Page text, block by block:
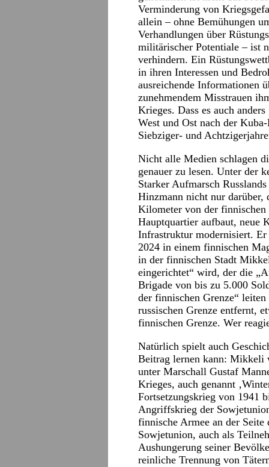
Verminderung von
allein – ohne Bemühungen
Verhandlungen über
militärischer Potentiale – ist
verhindern. Ein
in ihren Interessen und
ausreichende Informationen
zunehmendem Misstrauen
Krieges. Dass es auch
West und Ost nach der
Siebziger- und
Nicht alle Medien schlagen
genauer zu lesen. Unter der
Starker Aufmarsch
Hinzmann nicht nur darüber,
Kilometer von der finnischen
Hauptquartier aufbaut, neue
Infrastruktur modernisiert.
2024 in einem finnischen
in der finnischen Stadt
eingerichtet“ wird, der die
Brigade von bis zu 5.000
der finnischen Grenze“
russischen Grenze entfernt,
finnischen Grenze. Wer
Natürlich spielt auch
Beitrag lernen kann: Mikkeli
unter Marschall Gustaf
Krieges, auch genannt
Fortsetzungskrieg von 1941
Angriffskrieg der
finnische Armee an der Seite
Sowjetunion, auch als
Aushungerung seiner
reinliche Trennung von